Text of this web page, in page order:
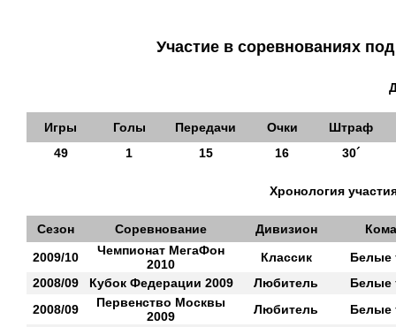
Участие в соревнованиях
Игры Голы Передачи Очки
Штраф
49
1 15 16 30´
Хронология
Сезон Соревнование Дивизион
2009/10
Чемпионат МегаФон
2010
Классик
Белые
2008/09
Кубок Федерации 2009 Любитель
Белые
2008/09
Первенство Москвы
2009
Любитель
Белые